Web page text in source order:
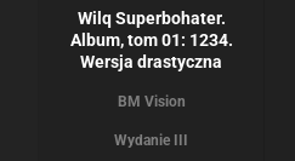
Wilq Superbohater.
Album, tom 01: 1234.
Wersja drastyczna
BM Vision
Wydanie III